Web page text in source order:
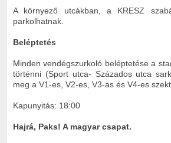
A környező utcákban, a KRESZ
parkolhatnak.
Beléptetés
Minden vendégszurkoló beléptetése a
történni (Sport utca- Százados utca
meg a V1-es, V2-es, V3-as és V4-es
Kapunyitás: 18:00
Hajrá, Paks! A magyar csapat.